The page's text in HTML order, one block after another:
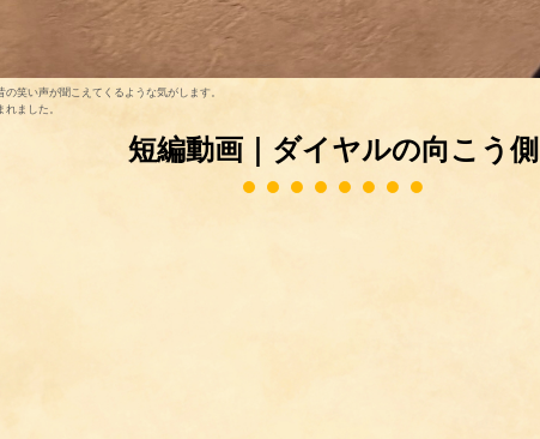
笑い声が聞こえてくるような気がします。
ました。
短編動画｜ダイヤルの向こう側